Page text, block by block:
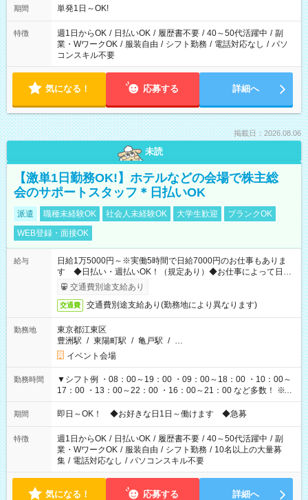
期間 単発1日～OK!
特徴 週1日からOK / 日払いOK / 履歴書不要 / 40～50代活躍中 / 副
業・WワークOK / 服装自由 / シフト勤務 / 電話対応なし / パソ
コンスキル不要
気になる！ 応募する 詳細へ
掲載日：2026.08.06
未読
【激単1日勤務OK!】ホテルなどの会場で株主総
会のサポートスタッフ＊日払いOK
派遣 職種未経験OK 社会人未経験OK 大学生歓迎
ブランクOK
WEB登録・面接OK
給与
日給1万5000円～※実働5時間で日給7000円のお仕事もありま
す ◆日払い・週払いOK！（規定あり）◆お仕事によって日給
も異なります
交通費別途支給あり
交通費 交通費別途支給あり(勤務地により異なります)
勤務地
東京都江東区
豊洲駅 / 東陽町駅 / 亀戸駅 / …
イベント会場
勤務時間
▼シフト例 ・08：00～19：00 ・09：00～18：00 ・10：00～
17：00 ・13：00～22：00 ・16：00～21：00 など多数！ ※お
仕事により勤務時間が異なります
期間 即日～OK！ ◆お好きな日1日～働けます ◆急募
特徴 週1日からOK / 日払いOK / 履歴書不要 / 40～50代活躍中 / 副
業・WワークOK / 服装自由 / シフト勤務 / 10名以上の大量募
集 / 電話対応なし / パソコンスキル不要
気になる！ 応募する 詳細へ